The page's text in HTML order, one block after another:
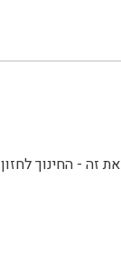
זה - החינוך לחזון